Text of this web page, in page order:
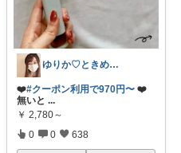
ゆりか♡ときめく暮らしと服✨️
❤️#クーポン利用で970円〜 ❤️
無いと ...
￥ 2,780～
0 0 638